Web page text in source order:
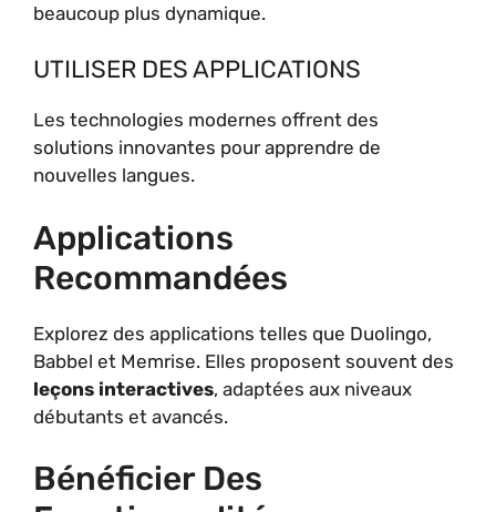
beaucoup plus dynamique.
UTILISER DES APPLICATIONS
Les technologies modernes offrent des
solutions innovantes pour apprendre de
nouvelles langues.
Applications
Recommandées
Explorez des applications telles que Duolingo,
Babbel et Memrise. Elles proposent souvent des
leçons interactives, adaptées aux niveaux
débutants et avancés.
Bénéficier Des